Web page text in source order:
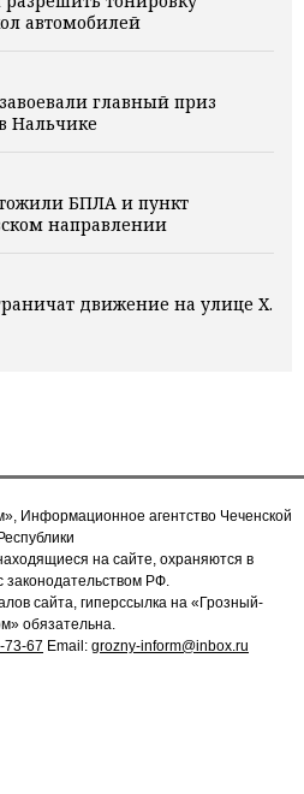
автомобилей
главный приз
Нальчике
БПЛА и пункт
направлении
движение на улице Х.
Информационное агентство Чеченской
Республики
на сайте, охраняются в
законодательством РФ.
сайта, гиперссылка на «Грозный-
обязательна.
73-67 Email: grozny-inform@inbox.ru